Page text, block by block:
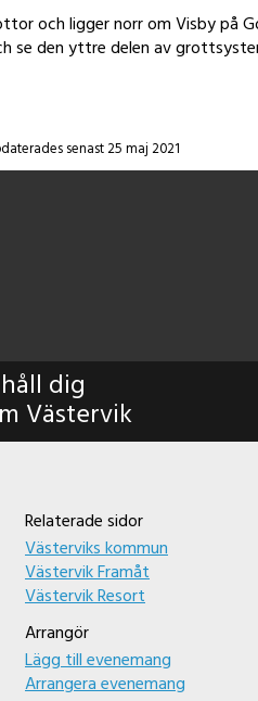
och ligger norr om Visby på
se den yttre delen av
senast 25 maj 2021
dig
Västervik
Relaterade sidor
Västerviks kommun
Västervik Framåt
Västervik Resort
Arrangör
Lägg till evenemang
Arrangera evenemang